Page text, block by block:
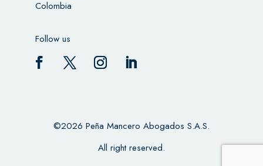
Colombia
Follow us
©2026 Peña Mancero Abogados S.A.S.
All right reserved.